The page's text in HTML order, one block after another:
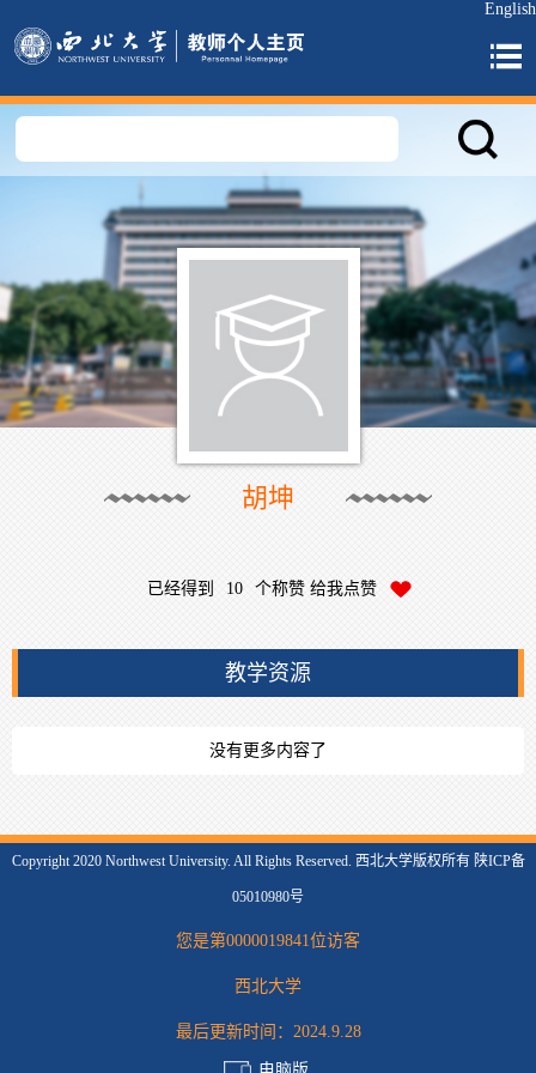
English
胡坤
已经得到 10 个称赞 给我点赞
教学资源
没有更多内容了
Copyright 2020 Northwest University. All Rights Reserved. 西北大学版权所有 陕ICP备
05010980号
您是第0000019841位访客
西北大学
最后更新时间： 2024.9.28